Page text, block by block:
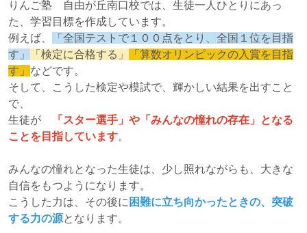
りんご塾 自由が丘南口校では、生徒一人ひとりにあっ
た、学習目標を作成しています。
例えば、
「全国テストで１００点をとり、全国１位を目指
す」
「検定に合格する」
「算数オリンピックの入賞を目指
す」 などです。
そして、こうした検定や模試で、輝かしい結果を出すこと
で、
生徒が
「スター選手」や「みんなの憧れの存在」となる
ことを目指しています。
みんなの憧れとなった生徒は、少し照れながらも、大きな
自信をもつようになります。
こうした力は、その後に 困難に立ち向かったときの、突破
する力の源となります。